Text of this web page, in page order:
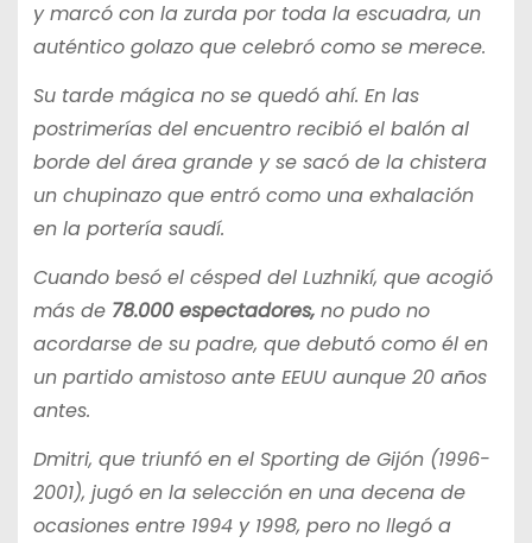
y marcó con la zurda por toda la escuadra, un
auténtico golazo que celebró como se merece.
Su tarde mágica no se quedó ahí. En las
postrimerías del encuentro recibió el balón al
borde del área grande y se sacó de la chistera
un chupinazo que entró como una exhalación
en la portería saudí.
Cuando besó el césped del Luzhnikí, que acogió
más de 78.000 espectadores,no pudo no
acordarse de su padre, que debutó como él en
un partido amistoso ante EEUU aunque 20 años
antes.
Dmitri, que triunfó en el Sporting de Gijón (1996-
2001), jugó en la selección en una decena de
ocasiones entre 1994 y 1998, pero no llegó a